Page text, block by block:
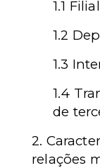
1.1 Filial
1.2
1.3
1.4
de
2.
relações